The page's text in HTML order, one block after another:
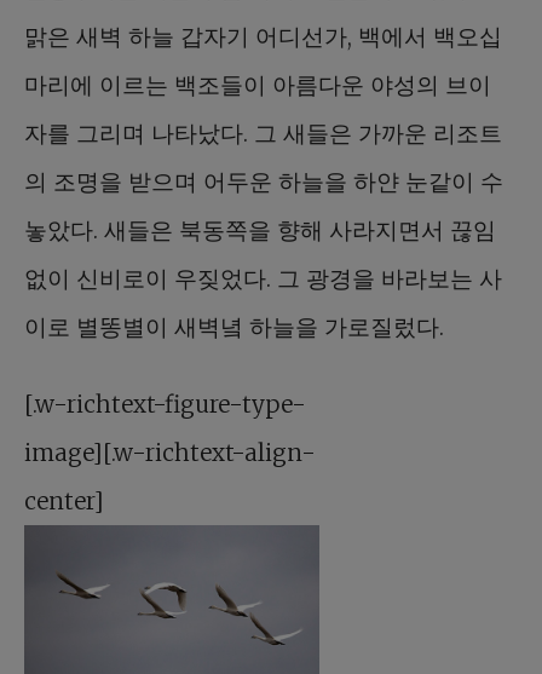
맑은 새벽 하늘 갑자기 어디선가, 백에서 백오십
마리에 이르는 백조들이 아름다운 야성의 브이
자를 그리며 나타났다. 그 새들은 가까운 리조트
의 조명을 받으며 어두운 하늘을 하얀 눈같이 수
놓았다. 새들은 북동쪽을 향해 사라지면서 끊임
없이 신비로이 우짖었다. 그 광경을 바라보는 사
이로 별똥별이 새벽녘 하늘을 가로질렀다.
[.w-richtext-figure-type-
image][.w-richtext-align-
center]